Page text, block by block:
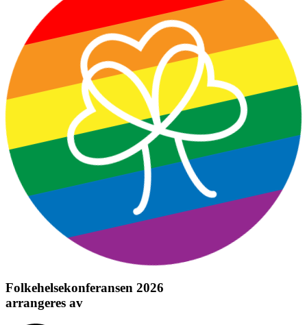
Folkehelsekonferansen 2026
arrangeres av